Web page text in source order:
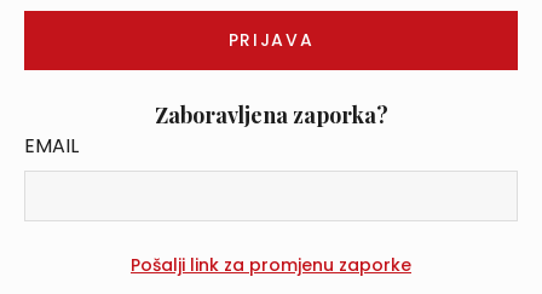
Zaboravljena zaporka?
EMAIL